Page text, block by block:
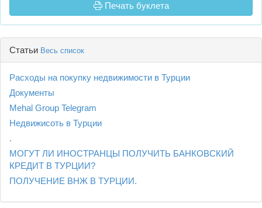
Печать буклета
Статьи Весь список
Расходы на покупку недвижимости в Турции
Документы
Mehal Group Telegram
Недвижисоть в Турции
.
МОГУТ ЛИ ИНОСТРАНЦЫ ПОЛУЧИТЬ БАНКОВСКИЙ
КРЕДИТ В ТУРЦИИ?
ПОЛУЧЕНИЕ ВНЖ В ТУРЦИИ.